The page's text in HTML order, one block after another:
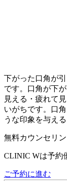
下がった口角が
です。口角が下
見える・疲れて
いがちです。口
うな印象を与え
無料カウンセリ
CLINIC Wは予約
ご予約に進む